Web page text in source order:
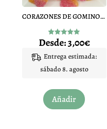
en
la
de
producto
CORAZONES DE GOMINOLA MELOCOTON
Valorado
con
de 5
Desde:3,00€
Entrega estimada:
sábado 8. agosto
Añadir
producto